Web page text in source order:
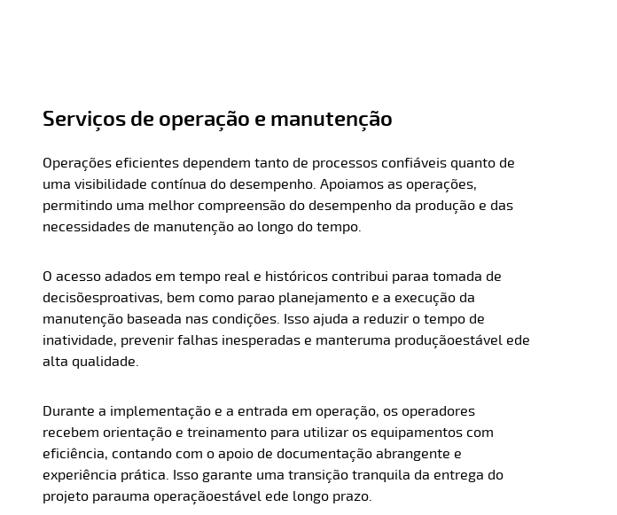
Serviços de operação e manutenção
Operações eficientes dependem tanto de processos confiáveis quanto de
uma visibilidade contínua do desempenho. Apoiamos as operações,
permitindo uma melhor compreensão do desempenho da produção e das
necessidades de manutenção ao longo do tempo.
O acesso adados em tempo real e históricos contribui paraa tomada de
decisõesproativas, bem como parao planejamento e a execução da
manutenção baseada nas condições. Isso ajuda a reduzir o tempo de
inatividade, prevenir falhas inesperadas e manteruma produçãoestável ede
alta qualidade.
Durante a implementação e a entrada em operação, os operadores
recebem orientação e treinamento para utilizar os equipamentos com
eficiência, contando com o apoio de documentação abrangente e
experiência prática. Isso garante uma transição tranquila da entrega do
projeto parauma operaçãoestável ede longo prazo.